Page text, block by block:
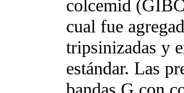
colcemid
cual fue
tripsinizadas y
estándar. Las